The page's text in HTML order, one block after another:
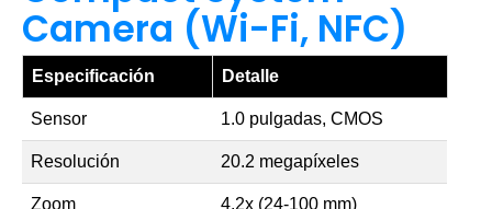
Camera (Wi-Fi, NFC)
Especificación Detalle
Sensor 1.0 pulgadas, CMOS
Resolución 20.2 megapíxeles
Zoom 4.2x (24-100 mm)